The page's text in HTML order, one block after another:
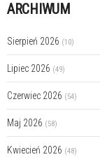
ARCHIWUM
Sierpień 2026 (10)
Lipiec 2026 (49)
Czerwiec 2026 (54)
Maj 2026 (58)
Kwiecień 2026 (48)